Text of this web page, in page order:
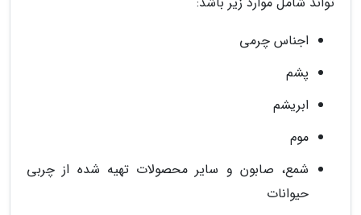
اجناس چرمی
پشم
ابریشم
موم
شمع، صابون و سایر محصولات تهیه شده از چربی
حیوانات